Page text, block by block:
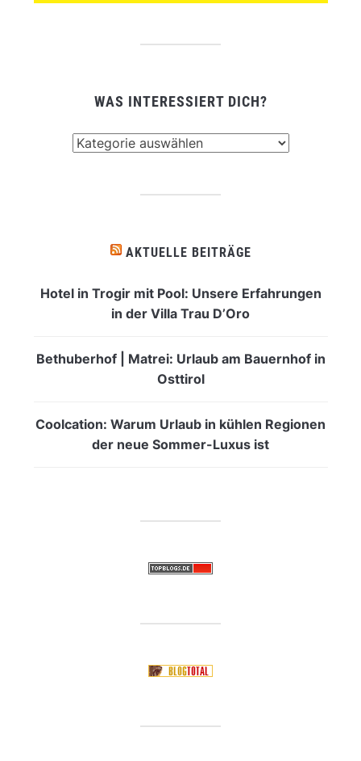
WAS INTERESSIERT DICH?
AKTUELLE BEITRÄGE
Hotel in Trogir mit Pool: Unsere Erfahrungen
in der Villa Trau D’Oro
Bethuberhof | Matrei: Urlaub am Bauernhof in
Osttirol
Coolcation: Warum Urlaub in kühlen Regionen
der neue Sommer-Luxus ist